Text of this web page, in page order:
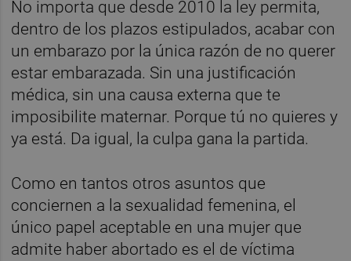
No importa que desde 2010 la ley permita,
dentro de los plazos estipulados, acabar con
un embarazo por la única razón de no querer
estar embarazada. Sin una justificación
médica, sin una causa externa que te
imposibilite maternar. Porque tú no quieres y
ya está. Da igual, la culpa gana la partida.
Como en tantos otros asuntos que
conciernen a la sexualidad femenina, el
único papel aceptable en una mujer que
admite haber abortado es el de víctima